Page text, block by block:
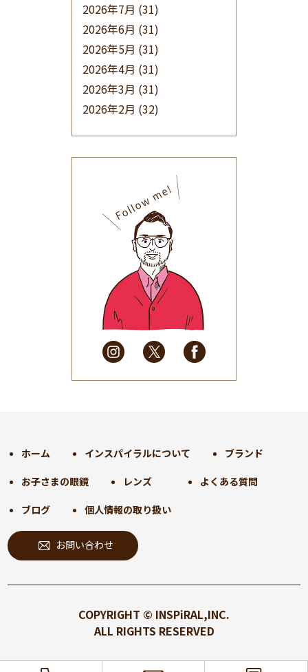
2026年7月 (31)
2026年6月 (31)
2026年5月 (31)
2026年4月 (31)
2026年3月 (31)
2026年2月 (32)
(32)
2025年9月(30)
2025年8月(31)
2025年7月(37)
2025年6月(48)
2025年5月
(41)
2025年4月
(32)
2025年3月(31)
2025年2月
(28)
2025年1月
(34)
2024年9月(30)
2024年7月(31)
2024年6月(30)
2024年5月
2024年4月 (32)
2024年2月(31)
2024年1月(45)
2023年12月(31)
(31)
ホーム インスパイラルについて ブランド
お子さまの眼鏡 レンズ よくある質問
ブログ 個人情報の取り扱い
お問い合わせ
COPYRIGHT © INSPiRAL,INC.
ALL RIGHTS RESERVED